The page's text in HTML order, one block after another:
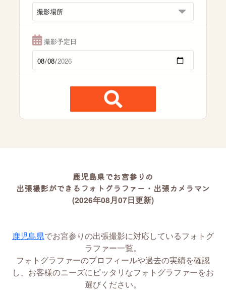
撮影予定日
鹿児島県でお宮参りの
出張撮影ができるフォトグラファー・出張カメラマン
(2026年08月07日更新)
鹿児島県でお宮参りの出張撮影に対応しているフォトグ
ラファー一覧。
フォトグラファーのプロフィールや過去の実績を確認
し、お客様のニーズにピッタリなフォトグラファーをお
選びください。